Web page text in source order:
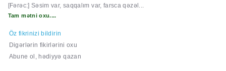
[Fərəc:] Səsim var, saqqalım var, farsca qəzəl...
Tam mətni oxu....
Öz fikrinizi bildirin
Digərlərin fikirlərini oxu
Abune ol, hədiyyə qazan